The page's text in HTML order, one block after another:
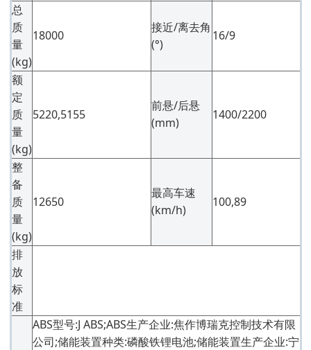
总
质
量
(kg)
18000
接近/离去角
(°)
16/9
额
定
质
量
(kg)
5220,5155
前悬/后悬
(mm)
1400/2200
整
备
质
量
(kg)
12650
最高车速
(km/h)
100,89
排
放
标
准
ABS型号:J ABS;ABS生产企业:焦作博瑞克控制技术有限
公司;储能装置种类:磷酸铁锂电池;储能装置生产企业:宁